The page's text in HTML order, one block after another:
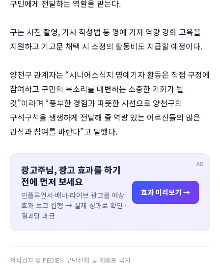
구민에게 전달하는 역할을 맡는다.
구는 사진 촬영, 기사 작성법 등 명예 기자 역량 강화 교육을
지원하고 기고문 채택 시 소정의 활동비도 지급할 예정이다.
양천구 관계자는 “시니어소식지 명예기자 활동은 직접 구정에
참여하고 구민의 목소리를 대변하는 소중한 기회가 될
것”이라며 “풍부한 경험과 따뜻한 시선으로 양천구의
구석구석을 생생하게 전달해 줄 역량 있는 어르신들의 많은
관심과 참여를 바란다”고 말했다.
AD
광고주님, 광고 효과를 하기
전에 먼저 보세요
인플루언서·배너·라이브 광고를 예상
효과 보고 집행 → 실제 성과로 확인 ·
결과당 과금
효과 미리보기 →
저작권자 © PEDIEN 무단전재 및 재배포 금지